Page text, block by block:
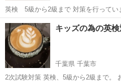
英検 5級から2級まで 対策を行っています。 特に2次試験
人では練習が練習が 難しいとのお声
したとご連絡、ご相談をされています！ まずはお問い合わせだけ
頂ければと思います...
千葉 銚子市 英検 マンツ
キッズの為の英
千葉県 千葉市
2次試験対策 英検、5級から2級まで。 お気軽にご相談ください。 七月